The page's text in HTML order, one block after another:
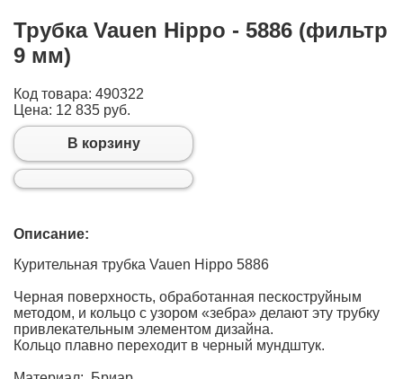
Трубка Vauen Hippo - 5886 (фильтр
9 мм)
Код товара: 490322
Цена: 12 835 руб.
В корзину
Описание:
Курительная трубка Vauen Hippo 5886
Черная поверхность, обработанная пескоструйным
методом, и кольцо с узором «зебра» делают эту трубку
привлекательным элементом дизайна.
Кольцо плавно переходит в черный мундштук.